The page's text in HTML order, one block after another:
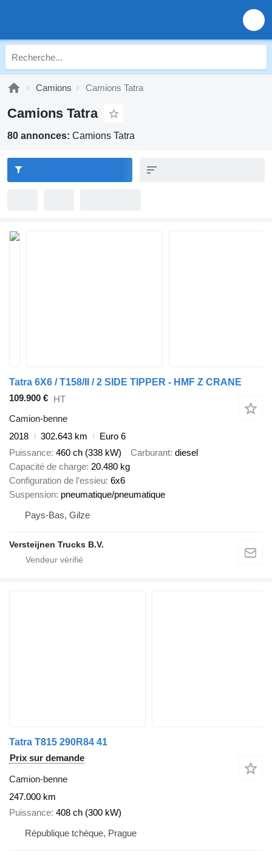
Camions Camions Tatra
Camions Tatra
80 annonces: Camions Tatra
Tatra 6X6 / T158/II / 2 SIDE TIPPER - HMF Z CRANE
109.900 € HT
Camion-benne
2018
302.643 km
Euro 6
Puissance 460 ch (338 kW) Carburant diesel
Capacité de charge 20.480 kg
Configuration de l'essieu 6x6
Suspension pneumatique/pneumatique
Pays-Bas, Gilze
Versteijnen Trucks B.V.
Tatra T815 290R84 41
Prix sur demande
Camion-benne
247.000 km
Puissance 408 ch (300 kW)
République tchèque, Prague